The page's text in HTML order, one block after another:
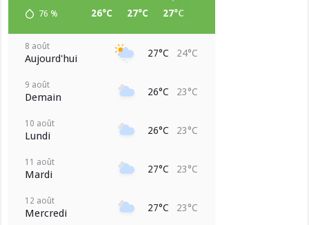
76 % 26°C 27°C 27°C
8 août
Aujourd'hui 27°C 24°C
9 août
Demain 26°C 23°C
10 août
Lundi 26°C 23°C
11 août
Mardi 27°C 23°C
12 août
Mercredi 27°C 23°C